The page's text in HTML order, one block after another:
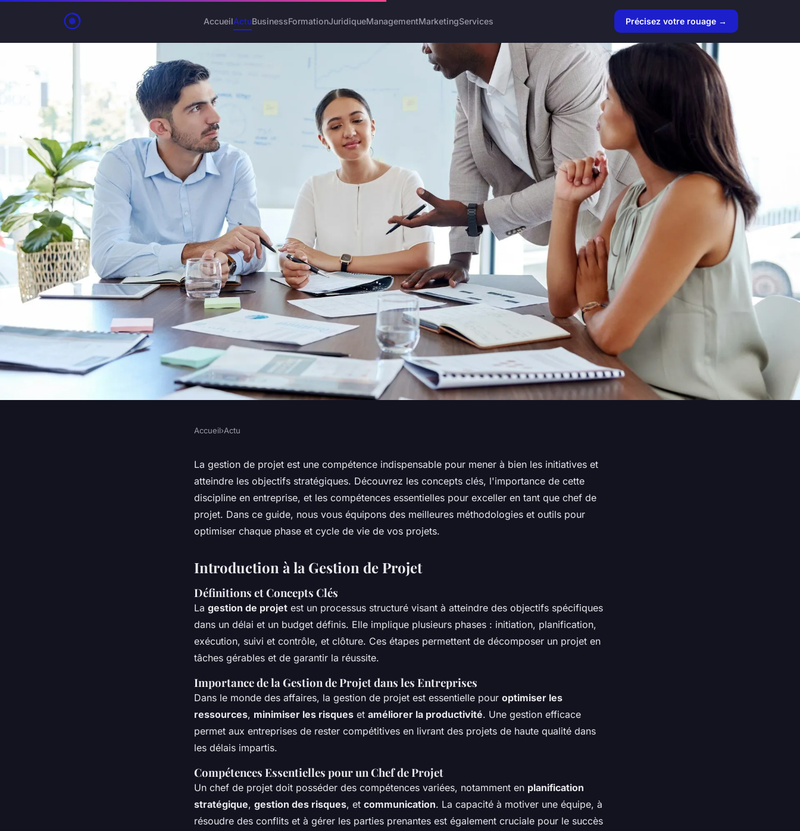
AccueilActuBusinessFormationJuridiqueManagementMarketingServices Précisez votre rouage →
Guide complet pour exceller en
gestion de projet
Accueil›Actu
La gestion de projet est une compétence indispensable pour mener à bien les initiatives et
atteindre les objectifs stratégiques. Découvrez les concepts clés, l'importance de cette
discipline en entreprise, et les compétences essentielles pour exceller en tant que chef de
projet. Dans ce guide, nous vous équipons des meilleures méthodologies et outils pour
optimiser chaque phase et cycle de vie de vos projets.
Introduction à la Gestion de Projet
Définitions et Concepts Clés
La gestion de projet est un processus structuré visant à atteindre des objectifs spécifiques
dans un délai et un budget définis. Elle implique plusieurs phases : initiation, planification,
exécution, suivi et contrôle, et clôture. Ces étapes permettent de décomposer un projet en
tâches gérables et de garantir la réussite.
Importance de la Gestion de Projet dans les Entreprises
Dans le monde des affaires, la gestion de projet est essentielle pour optimiser les
ressources, minimiser les risques et améliorer la productivité. Une gestion efficace
permet aux entreprises de rester compétitives en livrant des projets de haute qualité dans
les délais impartis.
Compétences Essentielles pour un Chef de Projet
Un chef de projet doit posséder des compétences variées, notamment en planification
stratégique, gestion des risques, et communication. La capacité à motiver une équipe, à
résoudre des conflits et à gérer les parties prenantes est également cruciale pour le succès